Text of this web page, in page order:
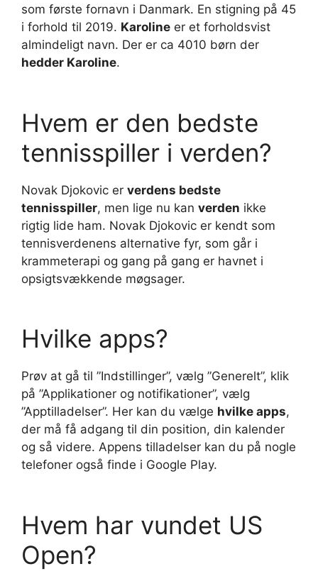
som første fornavn i Danmark. En stigning på 45
i forhold til 2019. Karoline er et forholdsvist
almindeligt navn. Der er ca 4010 børn der
hedder Karoline.
Hvem er den bedste
tennisspiller i verden?
Novak Djokovic er verdens bedste
tennisspiller, men lige nu kan verden ikke
rigtig lide ham. Novak Djokovic er kendt som
tennisverdenens alternative fyr, som går i
krammeterapi og gang på gang er havnet i
opsigtsvækkende møgsager.
Hvilke apps?
Prøv at gå til ”Indstillinger”, vælg ”Generelt”, klik
på ”Applikationer og notifikationer”, vælg
”Apptilladelser”. Her kan du vælge hvilke apps,
der må få adgang til din position, din kalender
og så videre. Appens tilladelser kan du på nogle
telefoner også finde i Google Play.
Hvem har vundet US
Open?